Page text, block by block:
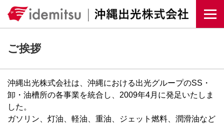
ご挨拶
沖縄出光株式会社は、沖縄における出光グループのSS・
卸・油槽所の各事業を統合し、2009年4月に発足いたしま
した。
ガソリン、灯油、軽油、重油、ジェット燃料、潤滑油など